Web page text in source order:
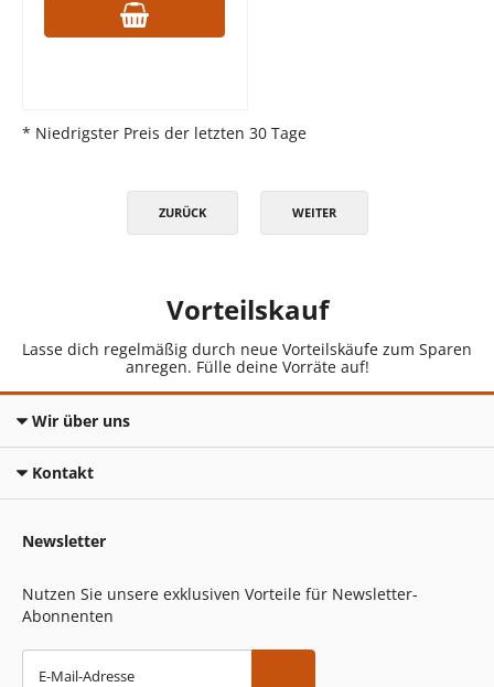
* Niedrigster Preis der letzten 30 Tage
ZURÜCK WEITER
Vorteilskauf
Lasse dich regelmäßig durch neue Vorteilskäufe zum Sparen
anregen. Fülle deine Vorräte auf!
Wir über uns
Kontakt
Newsletter
Nutzen Sie unsere exklusiven Vorteile für Newsletter-
Abonnenten
E-Mail-Adresse